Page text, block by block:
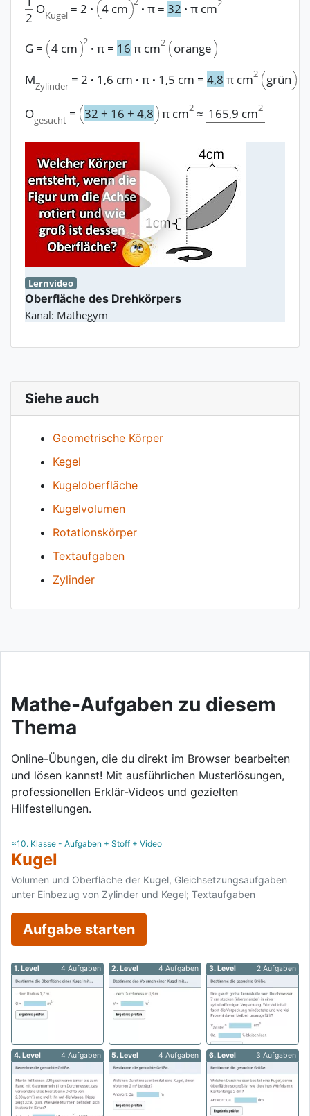
2
OKugel = 2 · 4 cm · π = 32 · π cm2
G = 4 cm 2 · π = 16 π cm2
orange
MZylinder = 2 · 1,6 cm · π · 1,5 cm = 4,8 π cm2 grün
Ogesucht = 32 + 16 + 4,8 π cm2 ≈ 165,9 cm2
Lernvideo
Oberfläche des Drehkörpers
Kanal: Mathegym
Siehe auch
Geometrische Körper
Kegel
Kugeloberfläche
Kugelvolumen
Rotationskörper
Textaufgaben
Zylinder
Mathe-Aufgaben zu diesem
Thema
Online-Übungen, die du direkt im Browser bearbeiten
und lösen kannst! Mit ausführlichen Musterlösungen,
professionellen Erklär-Videos und gezielten
Hilfestellungen.
≈10. Klasse - Aufgaben + Stoff + Video
Kugel
Volumen und Oberfläche der Kugel, Gleichsetzungsaufgaben
unter Einbezug von Zylinder und Kegel; Textaufgaben
Aufgabe starten
1. Level 4 Aufgaben 2. Level 4 Aufgaben 3. Level 2 Aufgaben
4. Level 4 Aufgaben 5. Level 4 Aufgaben 6. Level 3 Aufgaben